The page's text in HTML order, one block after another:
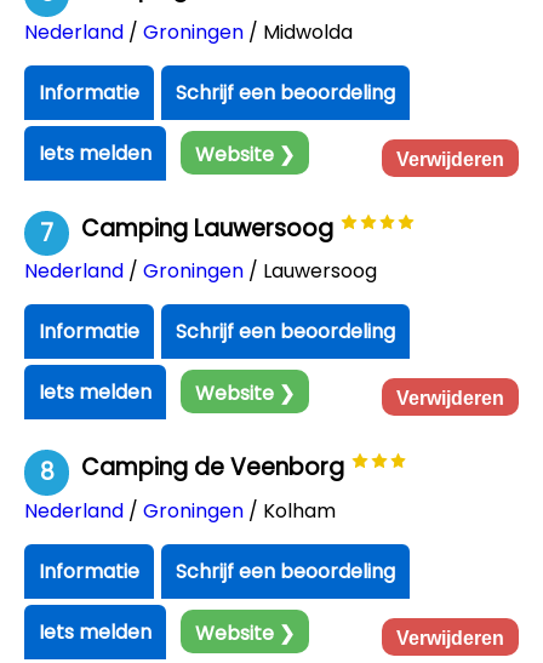
Nederland / Groningen / Midwolda
Informatie Schrijf een beoordeling
Iets melden Website ❯ Verwijderen
7 Camping Lauwersoog
Nederland / Groningen / Lauwersoog
Informatie Schrijf een beoordeling
Iets melden Website ❯ Verwijderen
8 Camping de Veenborg
Nederland / Groningen / Kolham
Informatie Schrijf een beoordeling
Iets melden Website ❯ Verwijderen